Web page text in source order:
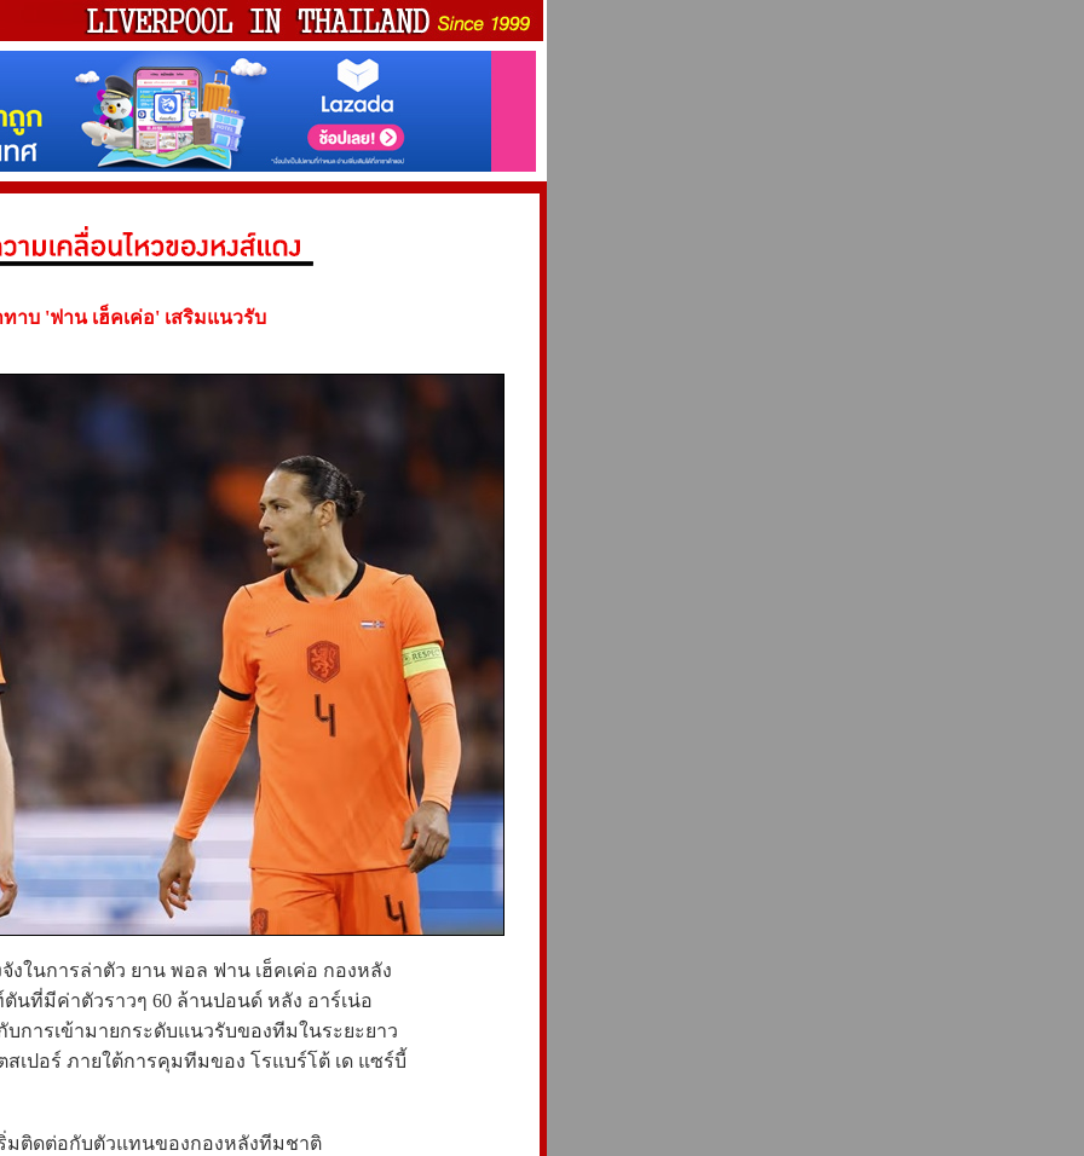
าบ 'ฟาน เฮ็คเค่อ' เสริมแนวรับ
งในการล่าตัว ยาน พอล ฟาน เฮ็คเค่อ กองหลัง
นที่มีค่าตัวราวๆ 60 ล้านปอนด์ หลัง อาร์เน่อ
การเข้ามายกระดับแนวรับของทีมในระยะยาว
เปอร์ ภายใต้การคุมทีมของ โรแบร์โต้ เด แซร์บี้
ริ่มติดต่อกับตัวแทนของกองหลังทีมชาติ